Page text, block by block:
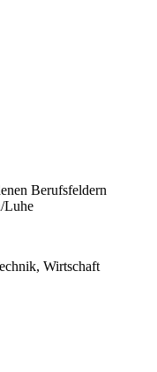
Berufsfeldern
Luhe
Wirtschaft